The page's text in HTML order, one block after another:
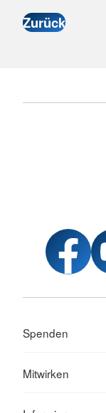
Spenden
Mitwirken